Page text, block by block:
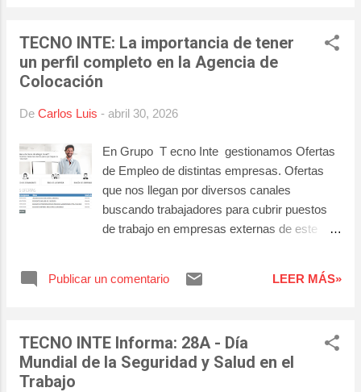
Certificación gratuitos , 👉 Entre un 10% y
un 30% de las plazas disponibles para
has una PREINSCRIPCION ¡ No se
haciendo la preinscripción en los cursos que
le interesen! Para más Información 👀: No
deje de pasar la oportunidad de seguir
TECNO INTE: La importancia de tener
un perfil completo en la Agencia de
Colocación
De Carlos Luis - abril 30, 2026
En Grupo T ecno Inte gestionamos Ofertas
de Empleo de distintas empresas. Ofertas
que nos llegan por diversos canales
buscando trabajadores para cubrir puestos
de trabajo en empresas externas de este
es el siguiente: 👉Obtener la mayor
Mecanizar la misma en nuestro Portal de
Empleo. 👉 Publicar la oferta a traves de
Publicar un comentario LEER MÁS»
TECNO INTE Informa: 28A - Día
Mundial de la Seguridad y Salud en el
Trabajo